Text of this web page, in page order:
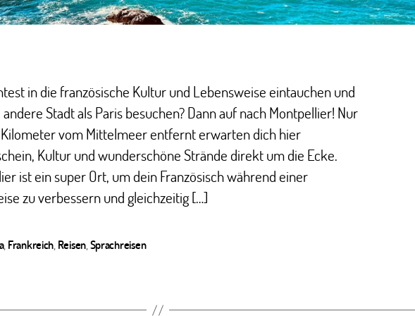
in die französische Kultur und Lebensweise eintauchen und
Stadt als Paris besuchen? Dann auf nach Montpellier! Nur
vom Mittelmeer entfernt erwarten dich hier
Kultur und wunderschöne Strände direkt um die Ecke.
ist ein super Ort, um dein Französisch während einer
zu verbessern und gleichzeitig […]
,Frankreich,Reisen,Sprachreisen